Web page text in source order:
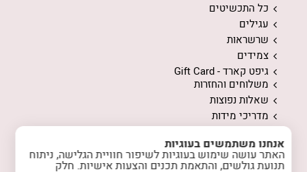
כל התכשיטים
עגילים
שרשראות
צמידים
גיפט קארד - Gift Card
משלוחים והחזרות
שאלות נפוצות
מדריכי מידות
המלצות לשמירה על התכשיטים
אודות
אנחנו משתמשים בעוגיות
האתר עושה שימוש בעוגיות לשיפור חוויית הגלישה, ניתוח
תנועת גולשים, והתאמת תכנים והצעות אישיות. חלק